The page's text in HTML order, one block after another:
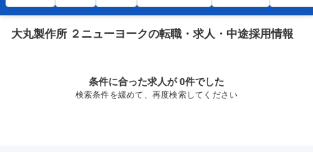
大丸製作所 ２ニューヨークの転職・求人・中途採用情報
条件に合った求人が 0件でした
検索条件を緩めて、再度検索してください